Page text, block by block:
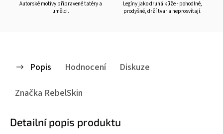
Autorské motivy připravené tatéry a
umělci.
Legíny jako druhá kůže - pohodlné,
prodyšné, drží tvar a neprosvítají.
Popis Hodnocení
Diskuze
Značka RebelSkin
Detailní popis produktu